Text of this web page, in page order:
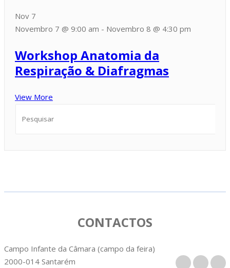
Nov 7
Novembro 7 @ 9:00 am - Novembro 8 @ 4:30 pm
Workshop Anatomia da
Respiração & Diafragmas
View More
CONTACTOS
Campo Infante da Câmara (campo da feira)
2000-014 Santarém